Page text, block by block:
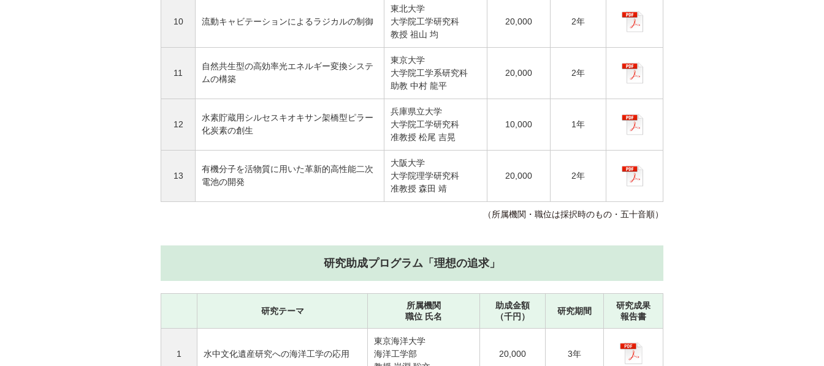
10 流動キャビテーションによるラジカルの制御
東北大学
大学院工学研究科
教授 祖山 均
20,000 2年
11
自然共生型の高効率光エネルギー変換システ
ムの構築
東京大学
大学院工学系研究科
助教 中村 龍平
20,000 2年
12
水素貯蔵用シルセスキオキサン架橋型ピラー
化炭素の創生
兵庫県立大学
大学院工学研究科
准教授 松尾 吉晃
10,000 1年
13
有機分子を活物質に用いた革新的高性能二次
電池の開発
大阪大学
大学院理学研究科
准教授 森田 靖
20,000 2年
（所属機関・職位は採択時のもの・五十音順）
研究助成プログラム「理想の追求」
研究テーマ
所属機関
職位 氏名
助成金額
（千円）
研究期間
研究成果
報告書
1 水中文化遺産研究への海洋工学の応用
東京海洋大学
海洋工学部
20,000 3年